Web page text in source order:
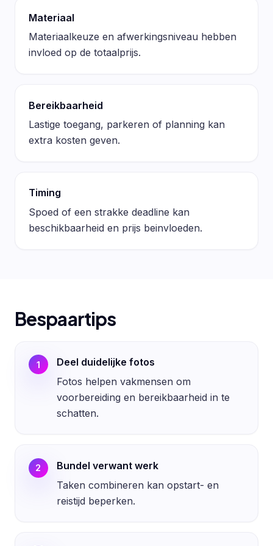
Materiaal
Materiaalkeuze en afwerkingsniveau hebben
invloed op de totaalprijs.
Bereikbaarheid
Lastige toegang, parkeren of planning kan
extra kosten geven.
Timing
Spoed of een strakke deadline kan
beschikbaarheid en prijs beinvloeden.
Bespaartips
1
Deel duidelijke fotos
Fotos helpen vakmensen om
voorbereiding en bereikbaarheid in te
schatten.
2
Bundel verwant werk
Taken combineren kan opstart- en
reistijd beperken.